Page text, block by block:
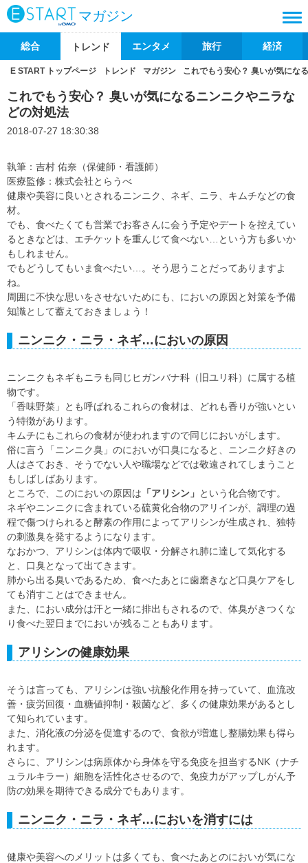
マガジン
総合 トレンド エンタメ 旅行 経済
E START トップページ トレンド マガジン これでもう安心？ 臭いが気にな
これでもう安心？ 臭いが気になるニンニクやニラな
どの対処法
2018-07-27 18:30:38
執筆：吉村 佑奈（保健師・看護師）
医療監修：株式会社とらうべ
健康や美容に良いとされるニンニク、ネギ、ニラ、キムチなどの食
材。
でも、食べたくても営業でお客さんに会う予定やデートを控えてい
るときなどは、エチケットを重んじて食べない…という方も多いか
もしれません。
でもどうしてもいま食べたい…。そう思うことだってありますよ
ね。
周囲に不快な思いをさせないためにも、においの原因と対策を予備
知識として蓄えておきましょう！
ニンニク・ニラ・ネギ…においの原因
ニンニクもネギもニラも同じヒガンバナ科（旧ユリ科）に属する植
物です。
「香味野菜」とも呼ばれるこれらの食材は、どれも香りが強いとい
う特徴があります。
キムチにもこれらの食材が使われますので同じにおいがします。
俗に言う「ニンニク臭」のにおいが口臭になると、ニンニク好きの
人はさておき、そうでない人や職場などでは敬遠されてしまうこと
もしばしばあります。
ところで、このにおいの原因は 「アリシン」 という化合物です。
ネギやニンニクに含まれている硫黄化合物のアリインが、調理の過
程で傷つけられると酵素の作用によってアリシンが生成され、独特
の刺激臭を発するようになります。
なおかつ、アリシンは体内で吸収・分解され肺に達して気化する
と、口臭となって出てきます。
肺から出る臭いであるため、食べたあとに歯磨きなど口臭ケアをし
ても消すことはできません。
また、におい成分は汗と一緒に排出もされるので、体臭がきつくな
り食べた翌日までにおいが残ることもあります。
アリシンの健康効果
そうは言っても、アリシンは強い抗酸化作用を持っていて、血流改
善・疲労回復・血糖値抑制・殺菌など、多くの健康効果があるとし
て知られています。
また、消化液の分泌を促進するので、食欲が増進し整腸効果も得ら
れます。
さらに、アリシンは病原体から身体を守る免疫を担当するNK（ナチ
ュラルキラー）細胞を活性化させるので、免疫力がアップしがん予
防の効果を期待できる成分でもあります。
ニンニク・ニラ・ネギ…においを消すには
健康や美容へのメリットは多くても、食べたあとのにおいが気にな